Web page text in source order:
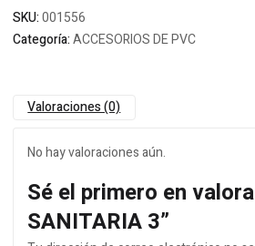
SKU:001556
Categoría:ACCESORIOS DE PVC
Valoraciones (0)
No hay valoraciones aún.
Sé el primero en
SANITARIA 3”